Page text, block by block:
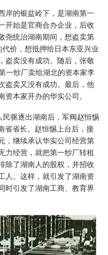
岸的银盆岭下，是湖南第一
开始是官商合办企业，后收
尧统治湖南期间，想盗卖第
价，想抵押给日本东亚兴业
盗卖没有成功。随后，张敬
一纱厂卖给湖北的资本家李
盗卖又没有成功。最后，他
资本家开办的华实公司。
驱逐出湖南后，军阀赵恒惕
省省长。赵恒惕上台后，接
，继续承认华实公司经营第
力经营，就把第一纱厂转租
除了湖南人的股权，并招收
人。这样，就引发了湖南资
时引发了湖南工商、教育界